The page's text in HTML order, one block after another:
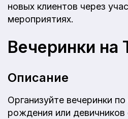
новых клиентов через
мероприятиях.
Вечеринки на
Описание
Организуйте вечеринки
рождения или